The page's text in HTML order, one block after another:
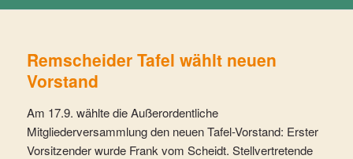
Remscheider Tafel wählt neuen
Vorstand
Am 17.9. wählte die Außerordentliche
Mitgliederversammlung den neuen Tafel-Vorstand: Erster
Vorsitzender wurde Frank vom Scheidt. Stellvertretende